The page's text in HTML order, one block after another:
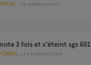
il y a environ un an
3 fois et s'éteint sgs 601
PORTAIL il y a environ 9 ans